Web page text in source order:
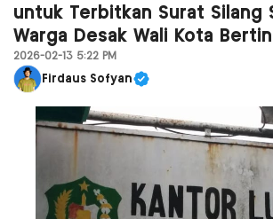
untuk Terbitkan Surat Silang
Warga Desak Wali Kota
2026-02-13 5:22 PM
Firdaus Sofyan